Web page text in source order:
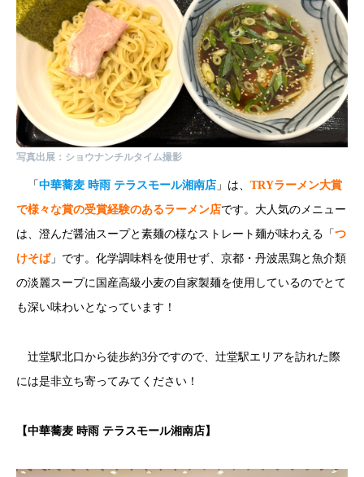
写真出展：ショウナンチルタイム撮影
「 中華蕎麦 時雨 テラスモール湘南店 」は、 TRYラーメン大賞
で様々な賞の受賞経験のあるラーメン店です。大人気のメニュー
は、澄んだ醤油スープと素麺の様なストレート麺が味わえる「 つ
けそば」です。化学調味料を使用せず、京都・丹波黒鶏と魚介類
の淡麗スープに国産高級小麦の自家製麺を使用しているのでとて
も深い味わいとなっています！
辻堂駅北口から徒歩約3分ですので、辻堂駅エリアを訪れた際
には是非立ち寄ってみてください！
【中華蕎麦 時雨 テラスモール湘南店】